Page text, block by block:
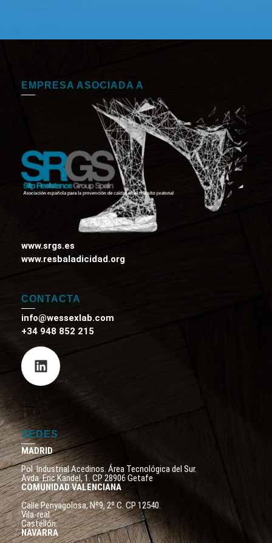
EMPRESA ASOCIADA A
www.srgs.es
www.resbaladicidad.org
CONTACTA
info@wessexlab.com
+34 948 852 215
SEDES
MADRID
Pol. Industrial Acedinos. Área Tecnológica del Sur.
Avda. Eric Kandel, 1. CP 28906 Getafe
COMUNIDAD VALENCIANA
Calle Penyagolosa, Nº9, 2º C. CP 12540.
Vila-real.
Castellón.
NAVARRA